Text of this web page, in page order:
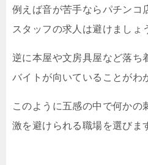
例えば音が苦手ならパチンコ
スタッフの求人は避けましょ
逆に本屋や文房具屋など落ち
バイトが向いていることがわ
このように五感の中で何かの
激を避けられる職場を選びま